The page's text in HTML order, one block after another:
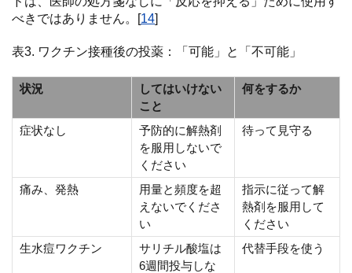
べきではありません。[14]
表3. ワクチン接種後の投薬：「可能」と「不可能」
状況
してはいけない
こと
何をするか
症状なし
予防的に解熱剤
を服用しないで
ください
待って見守る
痛み、発熱
用量と頻度を超
えないでくださ
い
指示に従って解
熱剤を服用して
ください
生水痘ワクチン
サリチル酸塩は
6週間投与しな
代替手段を使う